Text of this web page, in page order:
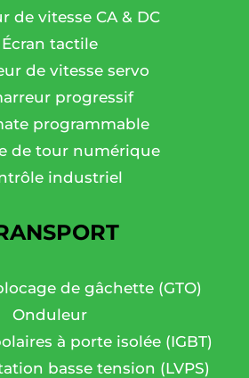
de vitesse CA & DC
Écran tactile
de vitesse servo
progressif
programmable
de tour numérique
industriel
de gâchette (GTO)
Onduleur
à porte isolée (IGBT)
basse tension (LVPS)